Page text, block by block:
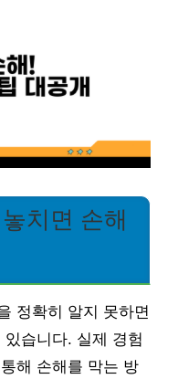
치면 손해
정확히 알지 못하면
습니다. 실제 경험
해 손해를 막는 방